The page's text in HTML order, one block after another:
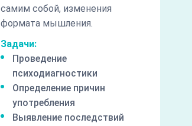
самим собой, изменения
формата мышления.
Задачи:
Проведение
психодиагностики
Определение причин
употребления
Выявление последствий